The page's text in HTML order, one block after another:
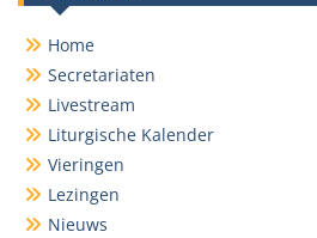
Home
Secretariaten
Livestream
Liturgische Kalender
Vieringen
Lezingen
Nieuws